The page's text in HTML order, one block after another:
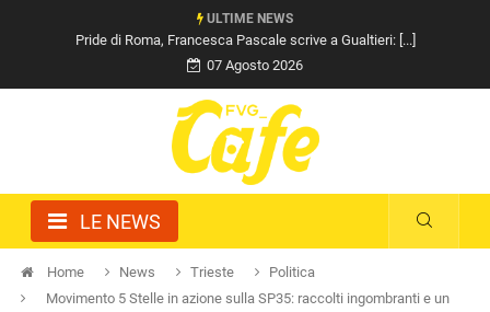
ULTIME NEWS
Pride di Roma, Francesca Pascale scrive a Gualtieri: [...]
07 Agosto 2026
LE NEWS
Home News Trieste
Politica
Movimento 5 Stelle in azione sulla SP35: raccolti ingombranti e un